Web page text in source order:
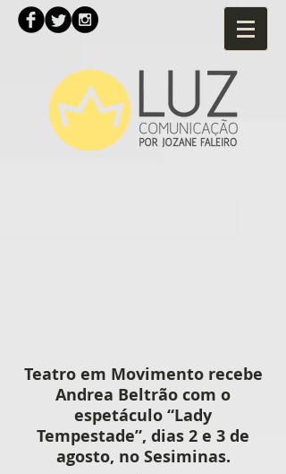
Teatro em Movimento recebe
Andrea Beltrão com o
espetáculo “Lady
Tempestade”, dias 2 e 3 de
agosto, no Sesiminas.